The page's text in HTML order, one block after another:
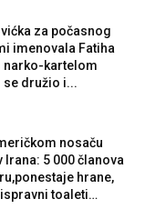
za počasnog
imenovala Fatiha
narko-kartelom
se družio i...
nosaču
5 000 članova
hrane,
toaleti…